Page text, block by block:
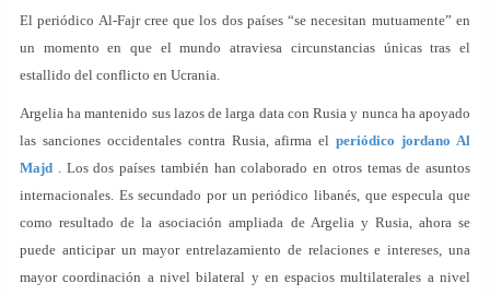
El periódico Al-Fajr cree que los dos países “se necesitan mutuamente” en
un momento en que el mundo atraviesa circunstancias únicas tras el
estallido del conflicto en Ucrania.
Argelia ha mantenido sus lazos de larga data con Rusia y nunca ha apoyado
las sanciones occidentales contra Rusia, afirma elperiódico jordano Al
Majd . Los dos países también han colaborado en otros temas de asuntos
internacionales. Es secundado por un periódico libanés, que especula que
como resultado de la asociación ampliada de Argelia y Rusia, ahora se
puede anticipar un mayor entrelazamiento de relaciones e intereses, una
mayor coordinación a nivel bilateral y en espacios multilaterales a nivel